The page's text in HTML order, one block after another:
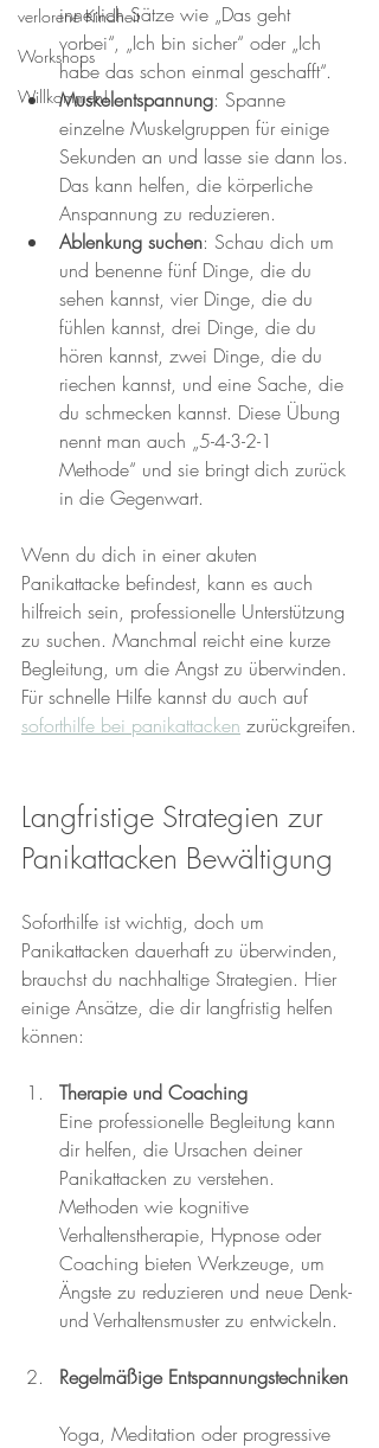
verlorene Kindheit
Workshops
Willkommen!
innerlich Sätze wie „Das geht
vorbei“, „Ich bin sicher“ oder „Ich
habe das schon einmal geschafft“.
Muskelentspannung: Spanne
einzelne Muskelgruppen für einige
Sekunden an und lasse sie dann los.
Das kann helfen, die körperliche
Anspannung zu reduzieren.
Ablenkung suchen: Schau dich um
und benenne fünf Dinge, die du
sehen kannst, vier Dinge, die du
fühlen kannst, drei Dinge, die du
hören kannst, zwei Dinge, die du
riechen kannst, und eine Sache, die
du schmecken kannst. Diese Übung
nennt man auch „5-4-3-2-1
Methode“ und sie bringt dich zurück
in die Gegenwart.
Wenn du dich in einer akuten
Panikattacke befindest, kann es auch
hilfreich sein, professionelle Unterstützung
zu suchen. Manchmal reicht eine kurze
Begleitung, um die Angst zu überwinden.
Für schnelle Hilfe kannst du auch auf
soforthilfe bei panikattacken zurückgreifen.
Langfristige Strategien zur
Panikattacken Bewältigung
Soforthilfe ist wichtig, doch um
Panikattacken dauerhaft zu überwinden,
brauchst du nachhaltige Strategien. Hier
einige Ansätze, die dir langfristig helfen
können:
Therapie und Coaching
Eine professionelle Begleitung kann
dir helfen, die Ursachen deiner
Panikattacken zu verstehen.
Methoden wie kognitive
Verhaltenstherapie, Hypnose oder
Coaching bieten Werkzeuge, um
Ängste zu reduzieren und neue Denk-
und Verhaltensmuster zu entwickeln.
Regelmäßige Entspannungstechniken
Yoga, Meditation oder progressive